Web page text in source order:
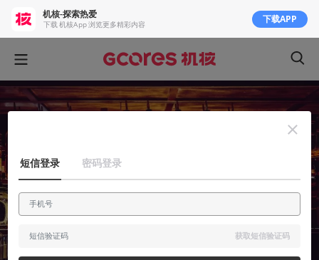
机核-探索热爱
下载 机核App 浏览更多精彩内容 下载APP
短信登录 密码登录
获取短信验证码